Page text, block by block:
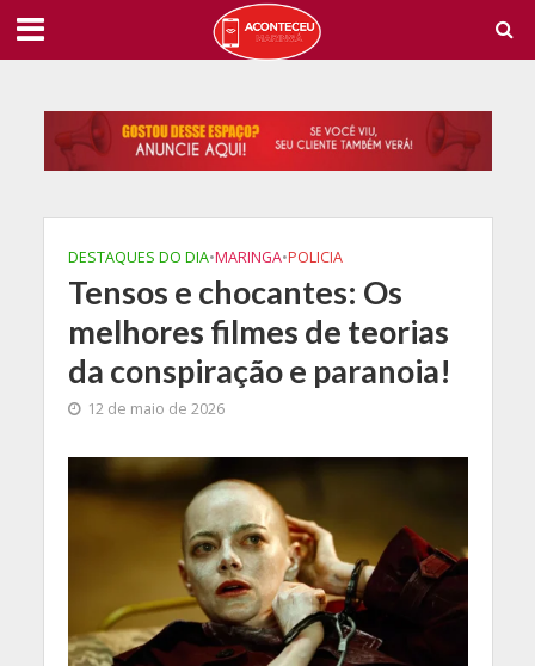
DESTAQUES DO DIA•MARINGA•POLICIA
Tensos e chocantes: Os
melhores filmes de teorias
da conspiração e paranoia!
12 de maio de 2026